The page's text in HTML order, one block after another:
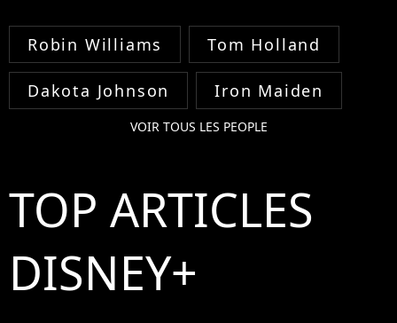
Robin Williams Tom Holland
Dakota Johnson Iron Maiden
VOIR TOUS LES PEOPLE
TOP ARTICLES
DISNEY+